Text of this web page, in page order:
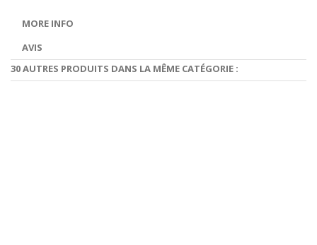
MORE INFO
AVIS
30 AUTRES PRODUITS DANS LA MÊME CATÉGORIE :